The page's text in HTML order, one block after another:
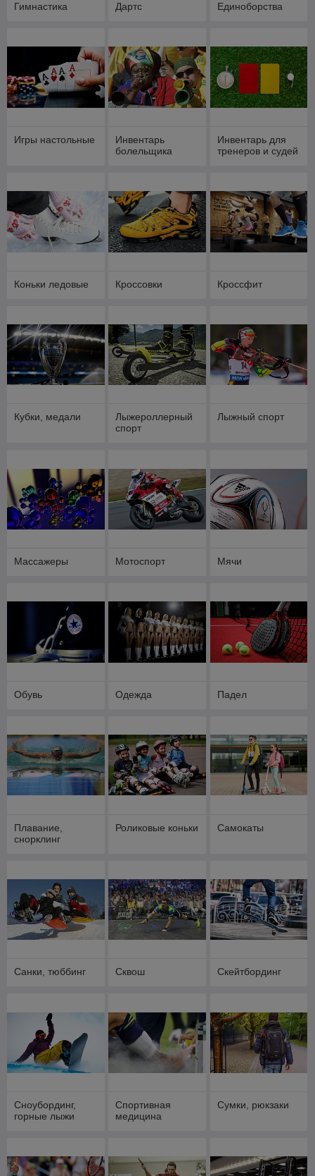
Гимнастика Дартс Единоборства
Игры настольные
Инвентарь
болельщика
Инвентарь для
тренеров и судей
Коньки ледовые Кроссовки Кроссфит
Кубки, медали
Лыжероллерный
спорт
Лыжный спорт
Массажеры Мотоспорт Мячи
Обувь Одежда Падел
Плавание,
снорклинг
Роликовые коньки Самокаты
Санки, тюббинг Сквош Скейтбординг
Сноубординг,
горные лыжи
Спортивная
медицина
Сумки, рюкзаки